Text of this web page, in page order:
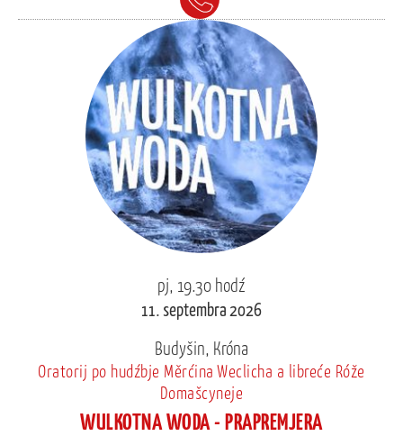
pj, 19.30 hodź
11. septembra 2026
Budyšin, Króna
Oratorij po hudźbje Měrćina Weclicha a libreće Róže
Domašcyneje
WULKOTNA WODA - PRAPREMJERA